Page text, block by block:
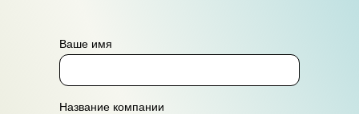
Ваше имя
Название компании